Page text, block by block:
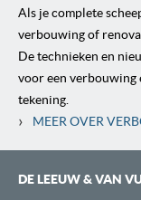
Als je complete
verbouwing of
De technieken en
voor een verbouwing
tekening.
› MEER OVER
DE LEEUW & VAN